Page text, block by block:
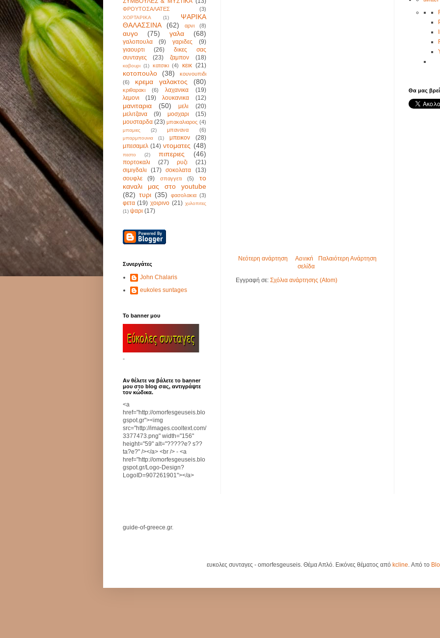
Νεότερη ανάρτηση Παλαιότερη Ανάρτηση
Αρχική
σελίδα
Εγγραφή σε: Σχόλια ανάρτησης (Atom)
ΦΡΟΥΤΟΣΑΛΑΤΕΣ (3)
ΧΟΡΤΑΡΙΚΑ (1)
ΨΑΡΙΚΑ
ΘΑΛΑΣΣΙΝΑ
(62) αρνι (8)
αυγο (75) γαλα (68)
γαλοπουλα (9) γαριδες
(9)
γιαουρτι
(26)
δικες σας
συνταγες
(23) ζαμπον (18)
καβουρι (1) κατσικι (4) κεικ (21)
κοτοπουλο (38)
κουνουπιδι
(6)
κρεμα γαλακτος (80)
κριθαρακι (6) λαχανικα
(19)
λεμονι
(19) λουκανικα (12)
μανιταρια (50) μελι
(20)
μελιτζανα
(9) μοσχαρι
(15)
μουσταρδα (23) μπακαλιαρος (4)
μπαμιες (2) μπανανα (6)
μπαρμπουνια (1) μπεικον
(28)
μπεσαμελ (14) ντοματες (48)
πεστο (2) πιπεριες (46)
πορτοκαλι (27) ρυζι
(21)
σιμιγδαλι
(17) σοκολατα
(13)
σουφλε
(9) σπαγγετι (5)
το
καναλι μας στο youtube
(82) τυρι (35) φασολακια (3)
φετα (19) χοιρινο (21) χυλοπιτες
(1) ψαρι (17)
Συνεργάτες
John Chalaris
eukoles suntages
Το banner μου
-
Αν θέλετε να βάλετε το banner
μου στο blog σας, αντιγράψτε
τον κώδικα.
<a
href="http://omorfesgeuseis.blo
gspot.gr"><img
src="http://images.cooltext.com/
3377473.png" width="156"
height="59" alt="?????e? s??
ta?e?" /></a> <br /> - <a
href="http://omorfesgeuseis.blo
gspot.gr/Logo-Design?
LogoID=907261901"></a>
Θα μας
guide-of-greece.gr.
ευκολες συνταγες - omorfesgeuseis. Θέμα Απλό. Εικόνες θέματος από kcline . Από το